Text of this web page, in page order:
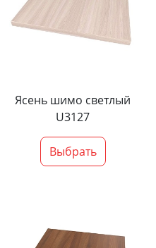
Ясень шимо светлый
U3127
Выбрать